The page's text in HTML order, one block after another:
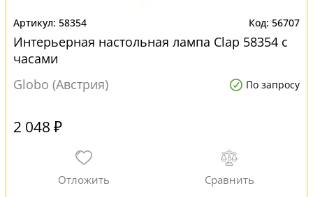
58354 56707
Интерьерная настольная лампа Clap 58354 с
часами
Globo (Австрия)
По запросу
2 048 ₽